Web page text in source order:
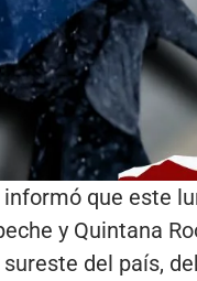
que este
y Quintana
del país,